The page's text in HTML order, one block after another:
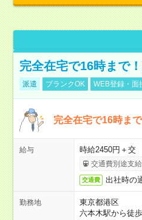
完全在宅で16時まで
派遣 ブランクOK WEB登録・面
完全在宅で16時ま
給与 時給2450円＋交
交通費別途支
交通費 出社時の
勤務地
東京都港区
六本木駅から徒